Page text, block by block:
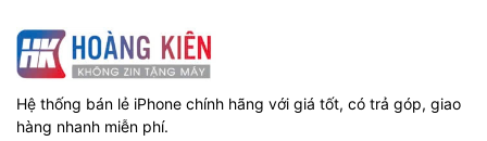
Hệ thống bán lẻ iPhone chính hãng với giá tốt, có trả góp, giao
hàng nhanh miễn phí.